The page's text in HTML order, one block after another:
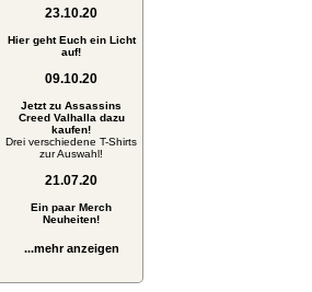
23.10.20
Hier geht Euch ein Licht
auf!
09.10.20
Jetzt zu Assassins
Creed Valhalla dazu
kaufen!
Drei verschiedene T-Shirts
zur Auswahl!
21.07.20
Ein paar Merch
Neuheiten!
...mehr anzeigen